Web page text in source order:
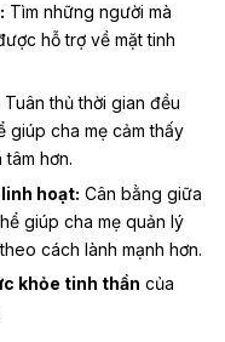
Tìm những người mà
hỗ trợ về mặt tinh
Tuân thủ thời gian đều
giúp cha mẹ cảm thấy
hơn.
hoạt: Cân bằng giữa
giúp cha mẹ quản lý
cách lành mạnh hơn.
khỏe tinh thần của